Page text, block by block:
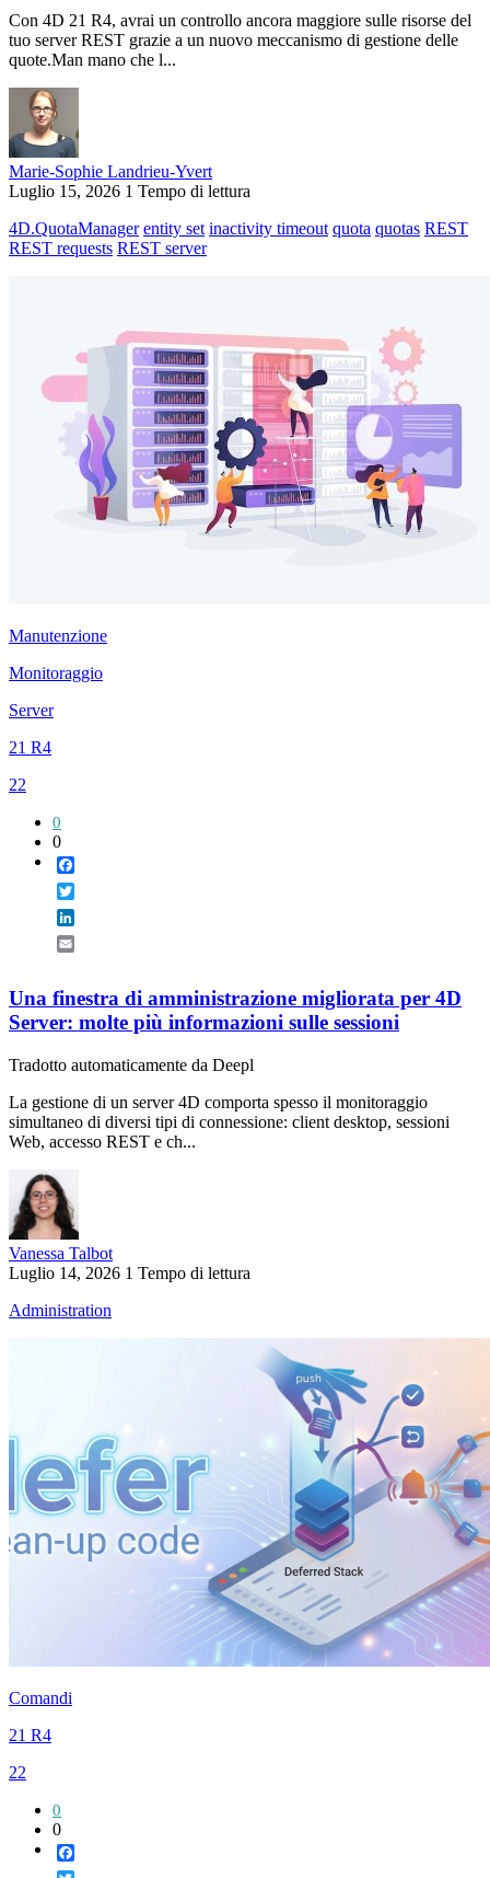
Con 4D 21 R4, avrai un controllo ancora maggiore sulle risorse del
tuo server REST grazie a un nuovo meccanismo di gestione delle
quote.Man mano che l...
Marie-Sophie Landrieu-Yvert
Luglio 15, 2026 1 Tempo di lettura
4D.QuotaManager entity set inactivity timeout quota quotas REST
REST requests REST server
Manutenzione
Monitoraggio
Server
21 R4
22
0
0
Una finestra di amministrazione migliorata per 4D
Server: molte più informazioni sulle sessioni
Tradotto automaticamente da Deepl
La gestione di un server 4D comporta spesso il monitoraggio
simultaneo di diversi tipi di connessione: client desktop, sessioni
Web, accesso REST e ch...
Vanessa Talbot
Luglio 14, 2026 1 Tempo di lettura
Administration
Comandi
21 R4
22
0
0